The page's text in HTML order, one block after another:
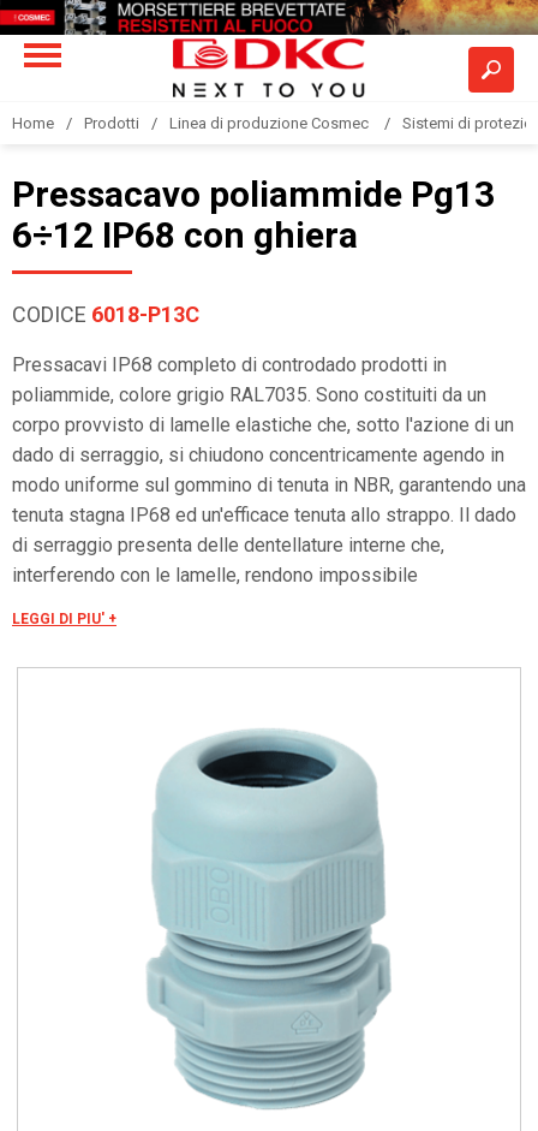
Home Prodotti Linea di produzione Cosmec Sistemi di
Pressacavo poliammide Pg13
6÷12 IP68 con ghiera
CODICE 6018-P13C
Pressacavi IP68 completo di controdado prodotti in
poliammide, colore grigio RAL7035. Sono costituiti da un
corpo provvisto di lamelle elastiche che, sotto l'azione di un
dado di serraggio, si chiudono concentricamente agendo in
modo uniforme sul gommino di tenuta in NBR, garantendo una
tenuta stagna IP68 ed un'efficace tenuta allo strappo. Il dado
di serraggio presenta delle dentellature interne che,
interferendo con le lamelle, rendono impossibile
confronti dei materiali che rivestono i cavi. La filettatura è PG
LEGGI DI PIU' +